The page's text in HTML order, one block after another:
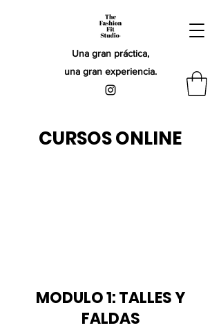
Una gran práctica,
una gran experiencia.
CURSOS ONLINE
MODULO 1: TALLES Y
FALDAS